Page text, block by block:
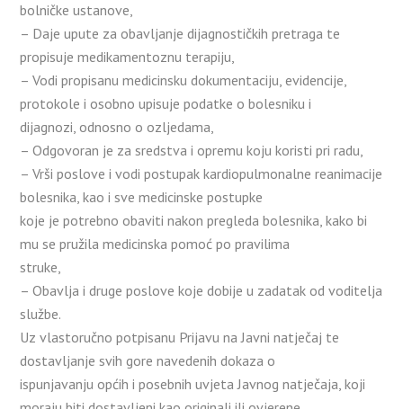
bolničke ustanove,
– Daje upute za obavljanje dijagnostičkih pretraga te
propisuje medikamentoznu terapiju,
– Vodi propisanu medicinsku dokumentaciju, evidencije,
protokole i osobno upisuje podatke o bolesniku i
dijagnozi, odnosno o ozljedama,
– Odgovoran je za sredstva i opremu koju koristi pri radu,
– Vrši poslove i vodi postupak kardiopulmonalne reanimacije
bolesnika, kao i sve medicinske postupke
koje je potrebno obaviti nakon pregleda bolesnika, kako bi
mu se pružila medicinska pomoć po pravilima
struke,
– Obavlja i druge poslove koje dobije u zadatak od voditelja
službe.
Uz vlastoručno potpisanu Prijavu na Javni natječaj te
dostavljanje svih gore navedenih dokaza o
ispunjavanju općih i posebnih uvjeta Javnog natječaja, koji